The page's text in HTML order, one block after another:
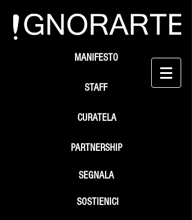
STAFF
SEGNALA
SOSTIENICI
MANIFESTO
PARTNERSHIP
CURATELA